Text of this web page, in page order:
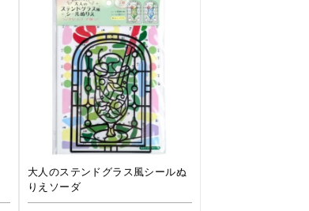
大人のステンドグラス風シールぬ
りえソーダ